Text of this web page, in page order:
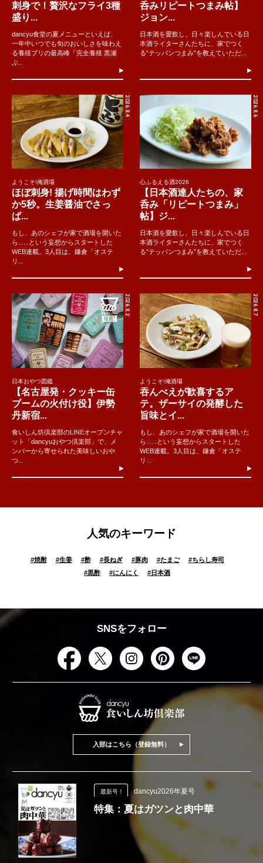
刺身で！贅沢なフライ3種
盛り...
dancyu食堂の夏メニューといえば、
一年中いつでも旬のおいしさを味わえ
る養殖ブリの最高峰「完全養殖 黒瀬
ぶ..
呑みリピートつまみ帖】
ジョン...
日本酒を愛飲し、日々楽しんでいる日
本酒ライターさんたちに、家でつく
る“テッパンつまみ”を教えていただ...
2026.8.4
ようこそ!俺酒場
ほぼ刺身! 揚げ時間はわず
か5秒。生姜醤油でさっ
ぱ...
もし、あのシェフが家で酒場を開いた
ら......という妄想からスタートした
WEB連載。3人目は、鎌倉「オステ
リ...
2026.8.6
心ふるえる酒2026
【日本酒達人たちの、家
呑み「リピートつまみ」
帖】ジ...
日本酒を愛飲し、日々楽しんでいる日
本酒ライターさんたちに、家でつく
る“テッパンつまみ”を教えていただ...
2026.8.2
日本おやつ図鑑
【名古屋発・クッキー缶
ブームの火付け役】伊勢
丹新宿...
食いしん坊倶楽部のLINEオープンチャ
ット「dancyuおやつ倶楽部」で、メ
ンバーから寄せられた美味しいおや
つ...
2026.8.7
ようこそ!俺酒場
吞んべえが歓喜するア
テ。ザーサイの発酵した
旨味とイ...
もし、あのシェフが家で酒場を開いた
ら......という妄想からスタートした
WEB連載。3人目は、鎌倉「オステ
リ...
人気のキーワード
#焼酎 #生姜 #酢 #長ねぎ #豚肉 #たまご #ちらし寿司
#黒酢 #にんにく #日本酒
SNSをフォロー
入部はこちら（登録無料）
最新号！ dancyu2026年夏号
特集：夏はガツンと肉中華